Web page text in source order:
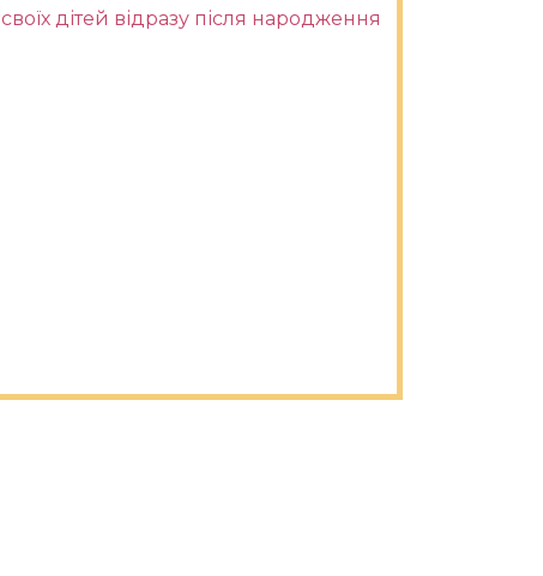
своїх дітей відразу після народження